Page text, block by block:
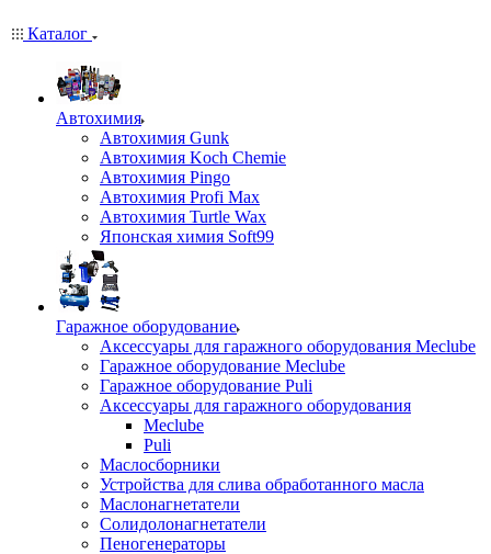
Каталог
Автохимия
Автохимия Gunk
Автохимия Koch Chemie
Автохимия Pingo
Автохимия Profi Max
Автохимия Turtle Wax
Японская химия Soft99
Гаражное оборудование
Аксессуары для гаражного оборудования Meclube
Гаражное оборудование Meclube
Гаражное оборудование Puli
Аксессуары для гаражного оборудования
Meclube
Puli
Маслосборники
Устройства для слива обработанного масла
Маслонагнетатели
Солидолонагнетатели
Пеногенераторы